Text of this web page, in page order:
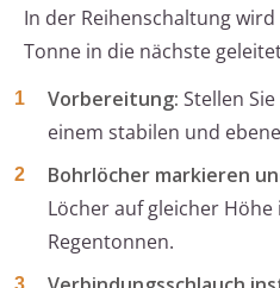
In der Reihenschaltung
Tonne in die nächste
Vorbereitung: Stellen
einem stabilen und
Bohrlöcher markieren
Löcher auf gleicher Höhe
Regentonnen.